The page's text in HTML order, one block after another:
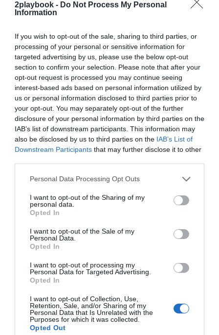
2playbook - Do Not Process My Personal
Information
If you wish to opt-out of the sale, sharing to third parties, or
processing of your personal or sensitive information for
targeted advertising by us, please use the below opt-out
section to confirm your selection. Please note that after your
opt-out request is processed you may continue seeing
interest-based ads based on personal information utilized by
us or personal information disclosed to third parties prior to
your opt-out. You may separately opt-out of the further
disclosure of your personal information by third parties on the
IAB’s list of downstream participants. This information may
also be disclosed by us to third parties on the IAB’s List of
Downstream Participants that may further disclose it to other
Personal Data Processing Opt Outs
I want to opt-out of the Sharing of my
personal data.
Opted In
I want to opt-out of the Sale of my
Personal Data.
Opted In
I want to opt-out of processing my
Personal Data for Targeted Advertising.
Opted In
I want to opt-out of Collection, Use,
Retention, Sale, and/or Sharing of my
Personal Data that Is Unrelated with the
Purposes for which it was collected.
Opted Out
Índex
Uefa
Champions League
ECA
Disney+
FEB.
corresponden al mercado español y más de 8.000 a
propiedades deportivas y competiciones internacionales,
segmentados por competición, tipología de activos,
marcas, categorías de producto y valor económico
aproximado de cada acuerdo. Si quieres más
información, contacta con nosotros
intelligence@2playbook.com
Añadir2Playbookcomo fuente preferida de Google
de forma gratuita
Mantente informado con las últimas noticias de actualidad.
ACTIVAR AHORA
Compartir
Imprimir